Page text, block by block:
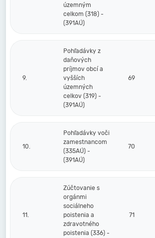
územným
celkom (318) -
(391AÚ)
9.
Pohľadávky z
daňových
príjmov obcí a
vyšších
územných
celkov (319) -
(391AÚ)
69
10.
Pohľadávky voči
zamestnancom
(335AÚ) -
(391AÚ)
70
11.
Zúčtovanie s
orgánmi
sociálneho
poistenia a
zdravotného
poistenia (336) -
71